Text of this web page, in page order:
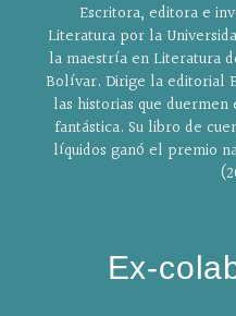
Escritora, editora e
Literatura por la
la maestría en Literatura
Bolívar. Dirige la editorial
las historias que
fantástica. Su libro de
líquidos ganó el premio
Ex-